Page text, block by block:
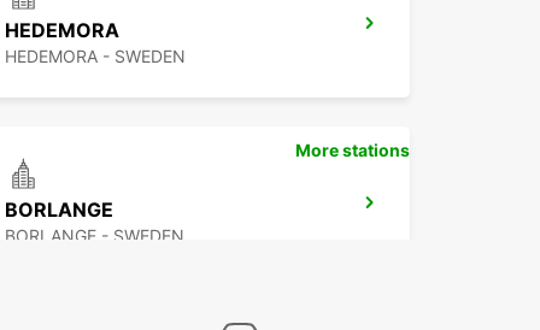
HEDEMORA
HEDEMORA - SWEDEN
BORLANGE
BORLANGE - SWEDEN
More stations